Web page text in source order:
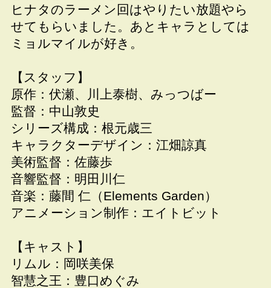
ヒナタのラーメン回はやりたい放題やら
せてもらいました。あとキャラとしては
ミョルマイルが好き。
【スタッフ】
原作：伏瀬、川上泰樹、みっつばー
監督：中山敦史
シリーズ構成：根元歳三
キャラクターデザイン：江畑諒真
美術監督：佐藤歩
音響監督：明田川仁
音楽：藤間 仁（Elements Garden）
アニメーション制作：エイトビット
【キャスト】
リムル：岡咲美保
智慧之王：豊口めぐみ